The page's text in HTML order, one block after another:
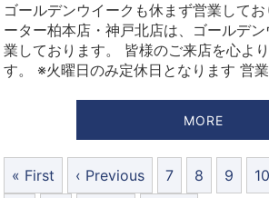
ゴールデンウイークも休まず営業して
ーター柏本店・神戸北店は、ゴールデ
業しております。 皆様のご来店を心よ
す。 ※火曜日のみ定休日となります 営
MORE
« First ‹ Previous 7 8 9 10